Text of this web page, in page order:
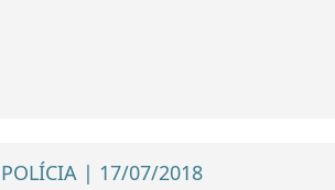
POLÍCIA | 17/07/2018